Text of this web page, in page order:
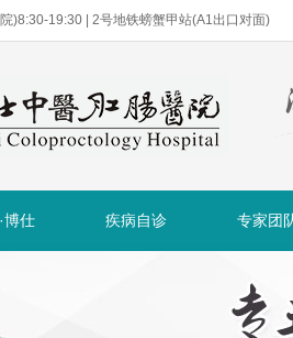
)8:30-19:30 | 2号地铁螃蟹甲站(A1出口对面)
博仕 疾病自诊 专家团